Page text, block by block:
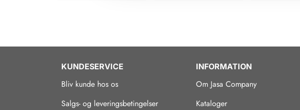
KUNDESERVICE
Bliv kunde hos os
Salgs- og leveringsbetingelser
INFORMATION
Om Jasa Company
Kataloger